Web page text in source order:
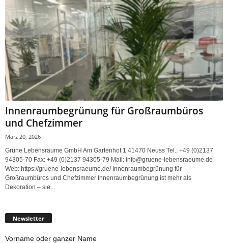
Innenraumbegrünung für Großraumbüros
und Chefzimmer
März 20, 2026
Grüne Lebensräume GmbH Am Gartenhof 1 41470 Neuss Tel.: +49 (0)2137
94305-70 Fax: +49 (0)2137 94305-79 Mail: info@gruene-lebensraeume.de
Web: https://gruene-lebensraeume.de/ Innenraumbegrünung für
Großraumbüros und Chefzimmer Innenraumbegrünung ist mehr als
Dekoration – sie...
Newsletter
Vorname oder ganzer Name